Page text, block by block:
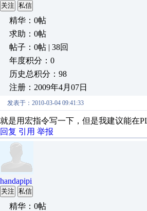
关注 私信
精华：0帖
求助：0帖
帖子：0帖 | 38回
年度积分：0
历史总积分：98
注册：2009年4月07日
发表于：2010-03-04 09:41:33
就是用宏指令写一下，但是我建议能在
回复 引用 举报
handapipi
关注 私信
精华：0帖